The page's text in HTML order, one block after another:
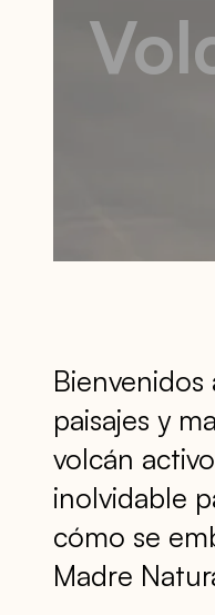
paisajes y
volcán
inolvidable
cómo se
Madre